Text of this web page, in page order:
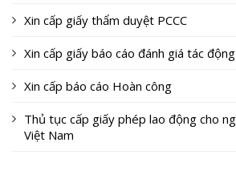
Xin cấp giấy thẩm duyệt PCCC
Xin cấp giấy báo cáo đánh giá tác
Xin cấp báo cáo Hoàn công
Thủ tục cấp giấy phép lao động cho
Việt Nam